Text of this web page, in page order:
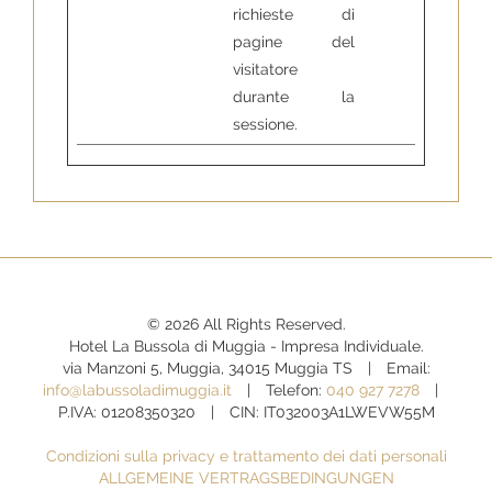
richieste di
pagine del
visitatore
durante la
sessione.
© 2026 All Rights Reserved.
Hotel La Bussola di Muggia - Impresa Individuale.
via Manzoni 5, Muggia, 34015 Muggia TS
Email:
info@labussoladimuggia.it
Telefon: 040 927 7278
P.IVA: 01208350320
CIN: IT032003A1LWEVW55M
Condizioni sulla privacy e trattamento dei dati personali
ALLGEMEINE VERTRAGSBEDINGUNGEN